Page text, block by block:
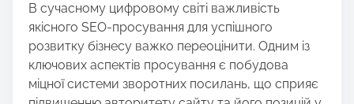
i
s
p
o
s
В сучасному цифровому світі важливість
якісного SEO-просування для успішного
розвитку бізнесу важко переоцінити. Одним із
ключових аспектів просування є побудова
міцної системи зворотних посилань, що сприяє